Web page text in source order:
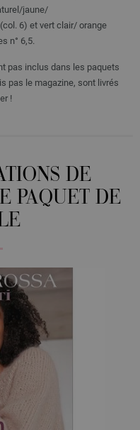
jaune/
6) et vert clair/ orange
n° 6,5.
pas inclus dans les paquets
pas le magazine, sont livrés
!
DE
PAQUET DE